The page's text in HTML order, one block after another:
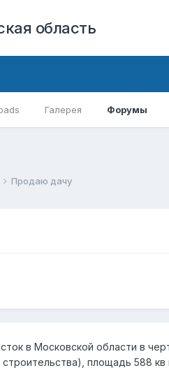
область
Галерея Форумы
Продаю дачу
в Московской области в
площадь 588